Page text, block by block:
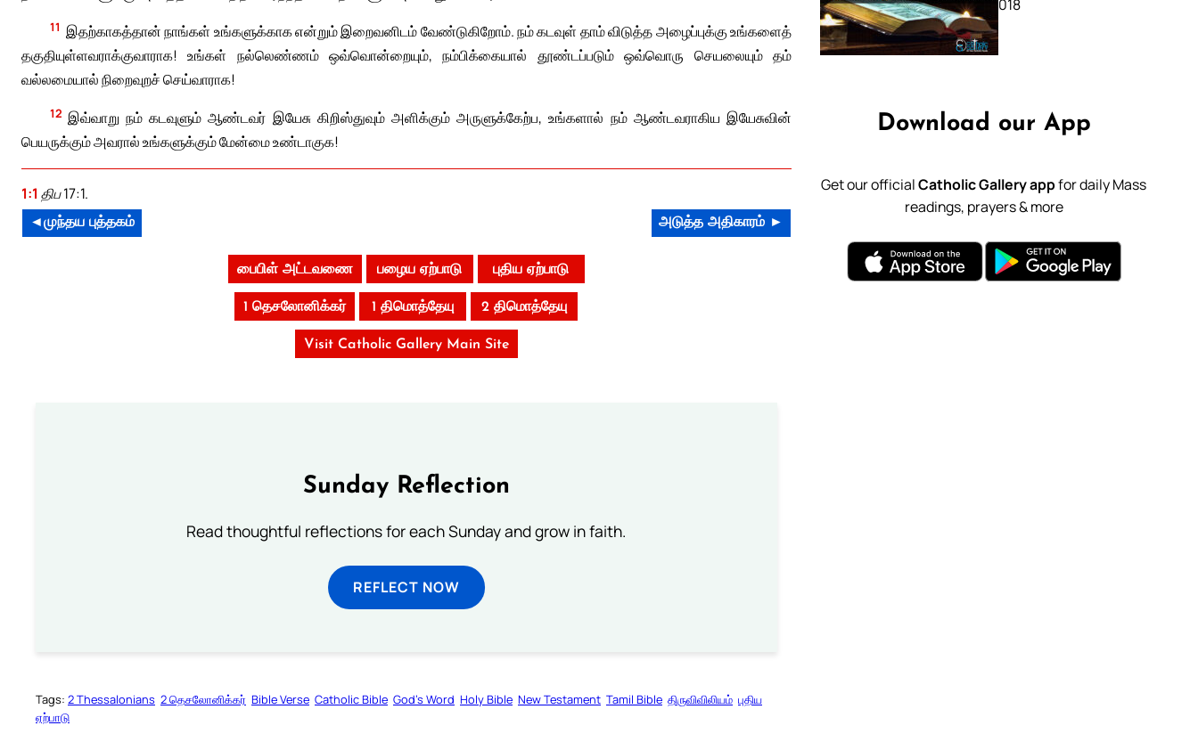
11 இதற்காகத்தான் நாங்கள் உங்களுக்காக என்றும் இறைவனிடம் வேண்டுகிறோம். நம் கடவுள் தாம் விடுத்த அழைப்புக்கு உங்களைத்
தகுதியுள்ளவராக்குவாராக! உங்கள் நல்லெண்ணம் ஒவ்வொன்றையும், நம்பிக்கையால் தூண்டப்படும் ஒவ்வொரு செயலையும் தம்
வல்லமையால் நிறைவுறச் செய்வாராக!
12 இவ்வாறு நம் கடவுளும் ஆண்டவர் இயேசு கிறிஸ்துவும் அளிக்கும் அருளுக்கேற்ப, உங்களால் நம் ஆண்டவராகிய இயேசுவின்
பெயருக்கும் அவரால் உங்களுக்கும் மேன்மை உண்டாகுக!
1:1 திப 17:1.
◄முந்தய புத்தகம் அடுத்த அதிகாரம் ►
பைபிள் அட்டவணை பழைய ஏற்பாடு புதிய ஏற்பாடு
1 தெசலோனிக்கர் 1 திமொத்தேயு 2 திமொத்தேயு
Visit Catholic Gallery Main Site
Sunday Reflection
Read thoughtful reflections for each Sunday and grow in faith.
REFLECT NOW
Tags: 2 Thessalonians 2 தெசலோனிக்கர் Bible Verse Catholic Bible God’s Word Holy Bible New Testament Tamil Bible திருவிவிலியம் புதிய
ஏற்பாடு
October 11, 2018
Download our App
Get our officialCatholic Gallery appfor daily Mass
readings, prayers & more